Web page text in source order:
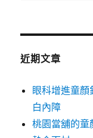
鍵
近期文章
眼科增進童
白內障
桃園當舖的童